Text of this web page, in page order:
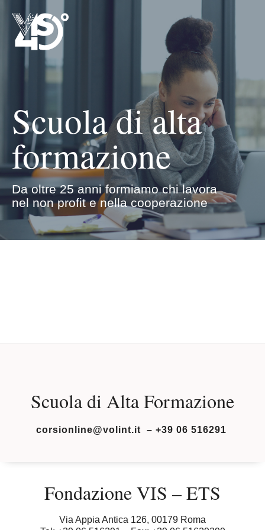
Scuola di alta
formazione
Da oltre 25 anni formiamo chi lavora
nel non profit e nella cooperazione
Scuola di Alta Formazione
corsionline@volint.it – +39 06 516291
Fondazione VIS – ETS
Via Appia Antica 126, 00179 Roma